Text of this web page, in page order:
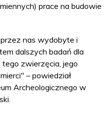
prace na budowie
nas wydobyte i
dalszych badań dla
tego zwierzęcia, jego
– powiedział
Archeologicznego w